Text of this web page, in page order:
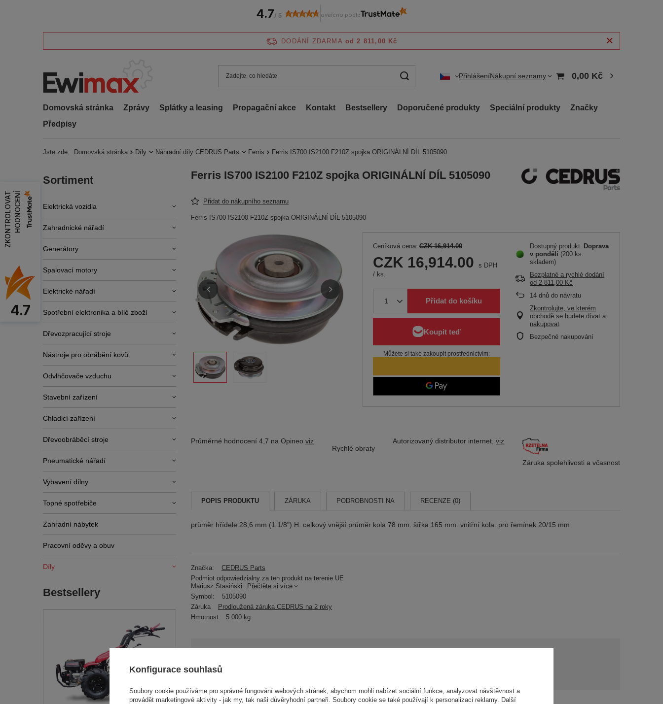
DODÁNÍ ZDARMA od 2 811,00 Kč
PřihlášeníNákupní seznamy 0,00 Kč
Domovská stránka Zprávy Splátky a leasing Propagační akce Kontakt Bestsellery Doporučené produkty Speciální produkty
Značky
Předpisy
Jste zde: Domovská stránka Díly Náhradní díly CEDRUS Parts Ferris Ferris IS700 IS2100 F210Z spojka ORIGINÁLNÍ DÍL 5105090
Sortiment
Elektrická vozidla
Zahradnické nářadí
Generátory
Spalovací motory
Elektrické nářadí
Spotřební elektronika a bílé zboží
Dřevozpracující stroje
Nástroje pro obrábění kovů
Odvlhčovače vzduchu
Stavební zařízení
Chladicí zařízení
Dřevoobráběcí stroje
Pneumatické nářadí
Vybavení dílny
Topné spotřebiče
Zahradní nábytek
Pracovní oděvy a obuv
Díly
Bestsellery
Ferris IS700 IS2100 F210Z spojka ORIGINÁLNÍ DÍL 5105090
Přidat do nákupního seznamu
Ferris IS700 IS2100 F210Z spojka ORIGINÁLNÍ DÍL 5105090
Ceníková cena: CZK 16,914.00
CZK 16,914.00
s DPH
/ ks.
Přidat do košíku
Můžete si také zakoupit prostřednictvím:
Dostupný produkt Doprava
v pondělí (200 ks.
skladem)
Bezplatné a rychlé dodání
od 2 811,00 Kč
14 dnů do návratu
Zkontrolujte, ve kterém
obchodě se budete dívat a
nakupovat
Bezpečné nakupování
Průměrné hodnocení 4,7 na Opineo viz
Rychlé obraty
Autorizovaný distributor internet,viz
Záruka spolehlivosti a včasnost
POPIS PRODUKTU ZÁRUKA PODROBNOSTI NA RECENZE (0)
průměr hřídele 28,6 mm (1 1/8") H. celkový vnější průměr kola 78 mm. šířka 165 mm. vnitřní kola. pro řemínek 20/15 mm
Značka:
CEDRUS Parts
Podmiot odpowiedzialny za ten produkt na terenie UE
Mariusz Stasiński
Přečtěte si více
Symbol:
5105090
Záruka
Prodloužená záruka CEDRUS na 2 roky
Hmotnost
5.000 kg
4.7/ 5 ověřeno podle
Z
K
O
N
T
R
O
L
O
V
A
T
H
O
D
N
O
C
E
NÍ
4.7
Konfigurace souhlasů
Soubory cookie používáme pro správné fungování webových stránek, abychom mohli nabízet sociální funkce, analyzovat návštěvnost a
provádět marketingové aktivity - jak my, tak naši důvěryhodní partneři. Soubory cookie se také používají k personalizaci reklamy. Další